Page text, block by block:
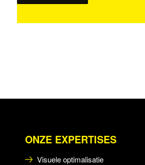
ONZE EXPERTISES
Visuele optimalisatie